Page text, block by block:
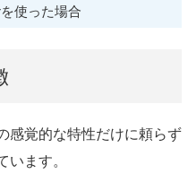
使った場合
感覚的な特性だけに頼らず
います。